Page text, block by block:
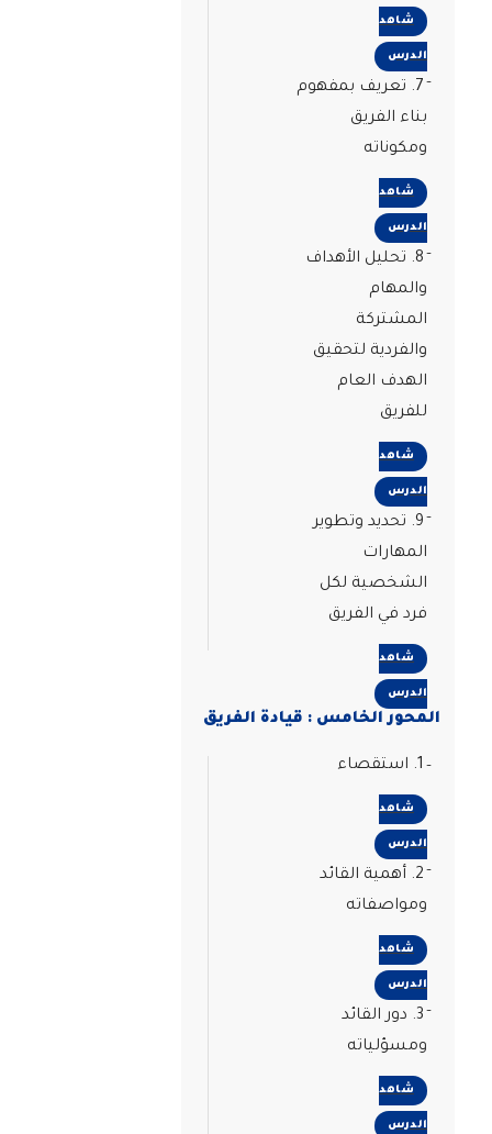
شاهد
الدرس
7. تعريف بمفهوم
بناء الفريق
ومكوناته
شاهد
الدرس
8. تحليل الأهداف
والمهام
المشتركة
والفردية لتحقيق
الهدف العام
للفريق
شاهد
الدرس
9. تحديد وتطوير
المهارات
الشخصية لكل
فرد في الفريق
شاهد
الدرس
المحور الخامس : قيادة الفريق
شاهد
الدرس
2. أهمية القائد
ومواصفاته
شاهد
الدرس
3. دور القائد
ومسؤلياته
شاهد
الدرس